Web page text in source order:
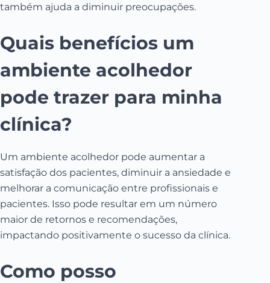
também ajuda a diminuir preocupações.
Quais benefícios um
ambiente acolhedor
pode trazer para minha
clínica?
Um ambiente acolhedor pode aumentar a
satisfação dos pacientes, diminuir a ansiedade e
melhorar a comunicação entre profissionais e
pacientes. Isso pode resultar em um número
maior de retornos e recomendações,
impactando positivamente o sucesso da clínica.
Como posso